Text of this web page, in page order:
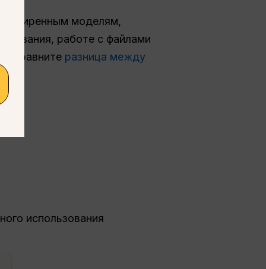
моделям,
работе с файлами
сравните разница между
использования